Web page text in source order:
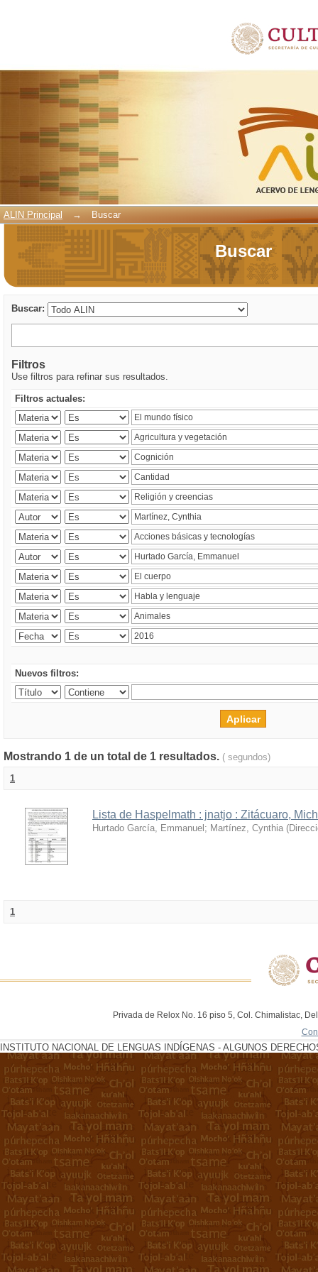
ALIN Principal → Buscar
Buscar
Buscar:
Filtros
Use filtros para refinar sus resultados.
Filtros actuales:
Nuevos filtros:
Mostrando 1 de un total de 1 resultados. ( segundos)
1
Lista de Haspelmath : jnatjo : Zitácuaro,
Hurtado García, Emmanuel ; Martínez, Cynthia (
1
Privada de Relox No. 16 piso 5, Col. Chimalistac,
INSTITUTO NACIONAL DE LENGUAS INDÍGENAS - ALGUNOS